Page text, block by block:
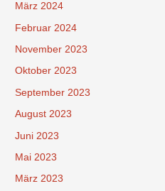
März 2024
Februar 2024
November 2023
Oktober 2023
September 2023
August 2023
Juni 2023
Mai 2023
März 2023